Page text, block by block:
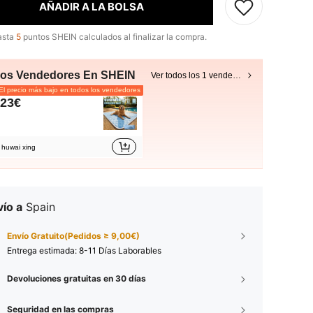
AÑADIR A LA BOLSA
5 puntos SHEIN calculados al finalizar la compra.
Vendedores En SHEIN Ver todos los 1 vendedores
precio más bajo en todos los vendedores
huwai xing
a Spain
Envío Gratuito(Pedidos ≥ 9,00€)
Entrega estimada: 8-11 Días Laborables
Devoluciones gratuitas en 30 días
Seguridad en las compras